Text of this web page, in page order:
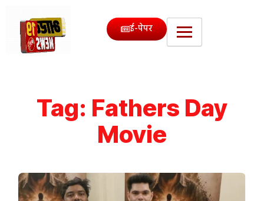
ई-पेपर
Tag: Fathers Day
Movie